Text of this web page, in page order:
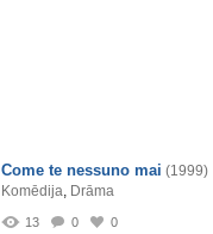
Come te nessuno mai (1999)
Komēdija, Drāma
13 0 0